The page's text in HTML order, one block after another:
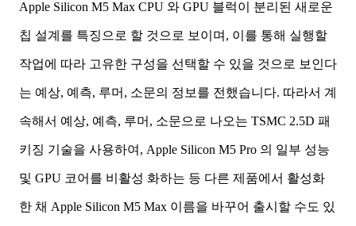
Apple Silicon M5 Max CPU 와 GPU 블럭이 분리된 새로운
칩 설계를 특징으로 할 것으로 보이며, 이를 통해 실행할
작업에 따라 고유한 구성을 선택할 수 있을 것으로 보인다
는 예상, 예측, 루머, 소문의 정보를 전했습니다. 따라서 계
속해서 예상, 예측, 루머, 소문으로 나오는 TSMC 2.5D 패
키징 기술을 사용하여, Apple Silicon M5 Pro 의 일부 성능
및 GPU 코어를 비활성 화하는 등 다른 제품에서 활성화
한 채 Apple Silicon M5 Max 이름을 바꾸어 출시할 수도 있